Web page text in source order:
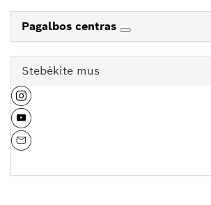
Pagalbos centras
Stebėkite mus